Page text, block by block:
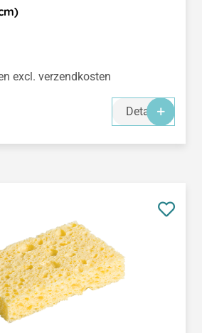
excl. verzendkosten
Details